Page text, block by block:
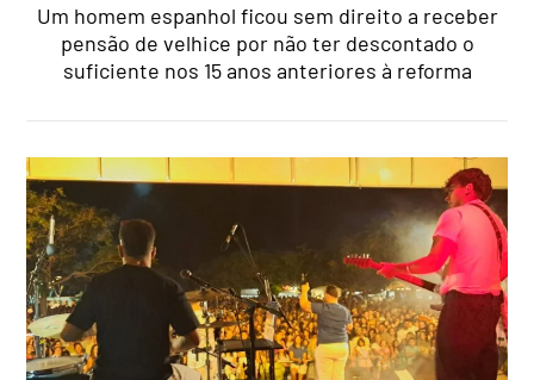
Um homem espanhol ficou sem direito a receber
pensão de velhice por não ter descontado o
suficiente nos 15 anos anteriores à reforma